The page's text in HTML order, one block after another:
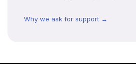
Why we ask for support →